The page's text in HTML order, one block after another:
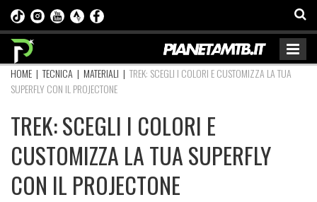
HOME |TECNICA | MATERIALI | TREK: SCEGLI I COLORI E CUSTOMIZZA LA TUA
SUPERFLY CON IL PROJECTONE
TREK: SCEGLI I COLORI E
CUSTOMIZZA LA TUA SUPERFLY
CON IL PROJECTONE